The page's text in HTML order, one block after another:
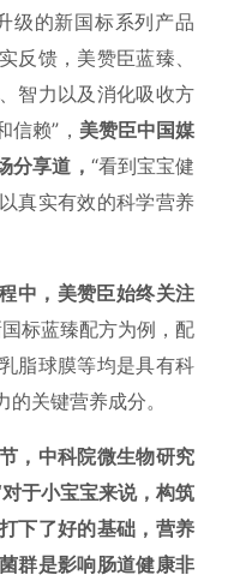
级的新国标系列产品
反馈，美赞臣蓝臻、
智力以及消化吸收方
赖”， 美赞臣中国媒
分享道， “看到宝宝健
真实有效的科学营养
中，美赞臣始终关注
标蓝臻配方为例，配
脂球膜等均是具有科
关键营养成分。
， 中科院微生物研究
对于小宝宝来说，构筑
下了好的基础，营养
群是影响肠道健康非